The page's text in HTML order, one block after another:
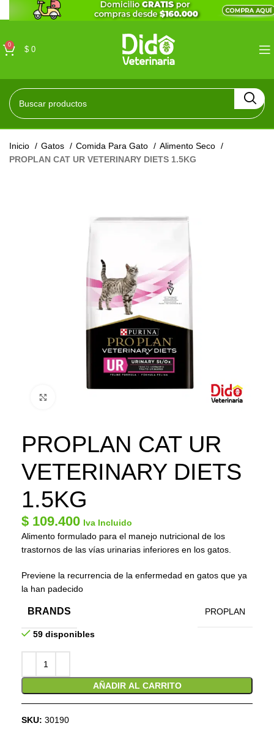
0
$ 0
Inicio Gatos Comida Para Gato
Alimento Seco
PROPLAN CAT UR VETERINARY DIETS 1.5KG
PROPLAN CAT UR
VETERINARY DIETS
1.5KG
$ 109.400 Iva Incluido
Alimento formulado para el manejo nutricional de los
trastornos de las vías urinarias inferiores en los gatos.
Previene la recurrencia de la enfermedad en gatos que ya
la han padecido
BRANDS PROPLAN
59 disponibles
AÑADIR AL CARRITO
SKU: 30190